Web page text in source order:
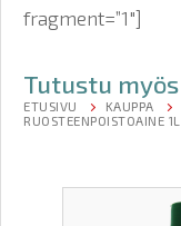
fragment=”1″]
Tutustu myös
ETUSIVU KAUPPA
RUOSTEENPOISTOAINE 1L